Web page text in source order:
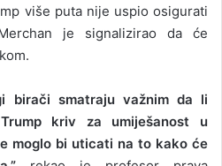
više puta nije uspio osigurati
je signalizirao da će
birači smatraju važnim da li
kriv za umiješanost u
moglo bi uticati na to kako će